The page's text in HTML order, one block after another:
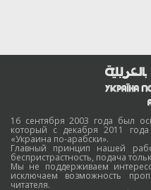
16 сентября 2003 года был
который с декабря 2011
«Украина по-арабски».
Главный принцип нашей
беспристрастность, подача
Мы не поддерживаем
исключаем возможность
читателя.